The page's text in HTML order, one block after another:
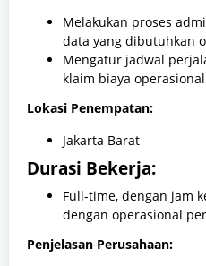
Melakukan proses
data yang dibutuhkan
Mengatur jadwal
klaim biaya
Lokasi Penempatan:
Jakarta Barat
Durasi Bekerja:
Full-time, dengan jam
dengan operasional
Penjelasan Perusahaan: